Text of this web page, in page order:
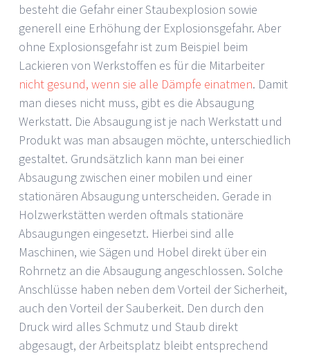
besteht die Gefahr einer Staubexplosion sowie
generell eine Erhöhung der Explosionsgefahr. Aber
ohne Explosionsgefahr ist zum Beispiel beim
Lackieren von Werkstoffen es für die Mitarbeiter
nicht gesund, wenn sie alle Dämpfe einatmen. Damit
man dieses nicht muss, gibt es die Absaugung
Werkstatt. Die Absaugung ist je nach Werkstatt und
Produkt was man absaugen möchte, unterschiedlich
gestaltet. Grundsätzlich kann man bei einer
Absaugung zwischen einer mobilen und einer
stationären Absaugung unterscheiden. Gerade in
Holzwerkstätten werden oftmals stationäre
Absaugungen eingesetzt. Hierbei sind alle
Maschinen, wie Sägen und Hobel direkt über ein
Rohrnetz an die Absaugung angeschlossen. Solche
Anschlüsse haben neben dem Vorteil der Sicherheit,
auch den Vorteil der Sauberkeit. Den durch den
Druck wird alles Schmutz und Staub direkt
abgesaugt, der Arbeitsplatz bleibt entsprechend